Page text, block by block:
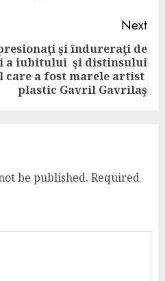
Next
şi îndureraţi de
a iubitului şi distinsului
care a fost marele artist
plastic Gavril Gavrilaş
be published. Required